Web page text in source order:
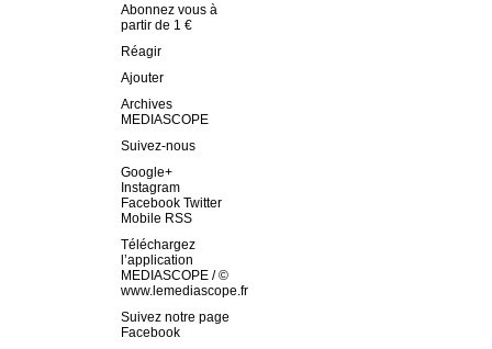
Abonnez vous à
partir de 1 €
Réagir
Ajouter
Archives
MEDIASCOPE
Suivez-nous
Google+
Instagram
Facebook Twitter
Mobile RSS
Téléchargez
l’application
MEDIASCOPE / ©
www.lemediascope.fr
Suivez notre page
Facebook